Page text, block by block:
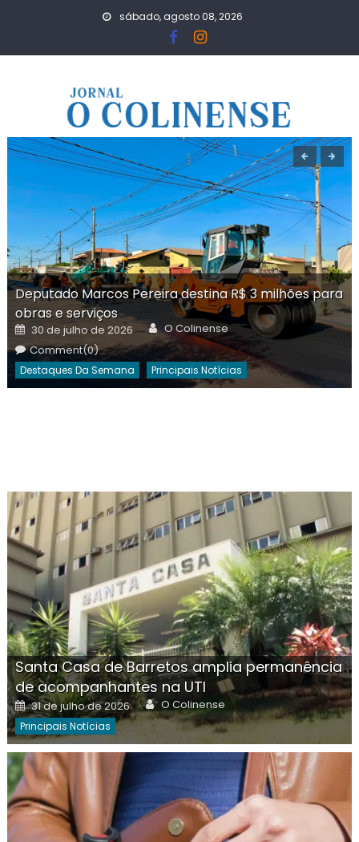
sábado, agosto 08, 2026
Deputado Marcos Pereira destina R$ 3 milhões para
obras e serviços
Posted
on
30 de julho de 2026 Author
O Colinense
Comment(0)
Destaques Da Semana Principais Notícias
Santa Casa de Barretos amplia permanência
de acompanhantes na UTI
Posted
on
31 de julho de 2026 Author
O Colinense
Principais Notícias